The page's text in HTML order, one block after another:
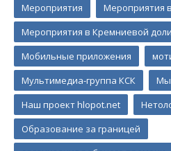
Мероприятия
Мероприятия
Мероприятия в Кремниевой
Мобильные приложения
Мультимедиа-группа КСК
Наш проект hlopot.net
Образование за границей